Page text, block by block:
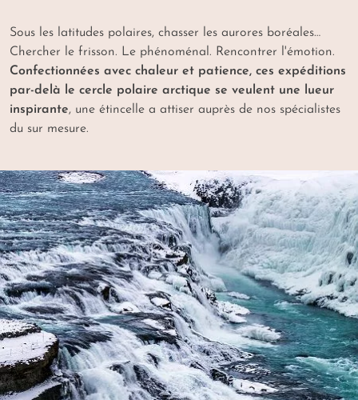
dérobe sous ces draperies lumineuses quand en famille,
même si les enfants n'ont plus peur du noir, ces lueurs
vert émeraude sont les plus douces veilleuses… Croisière
ou séjour en lodge,aurora bubble ou hôtel de glace,
votrecircuit sous les aurores boréales avec notre
agence de voyages
Sous les latitudes polaires, chasser les aurores boréales…
Chercher le frisson. Le phénoménal. Rencontrer l'émotion.
Confectionnées avec chaleur et patience, ces expéditions
par-delà le cercle polaire arctique se veulent une lueur
inspirante, une étincelle a attiser auprès de nos spécialistes
du sur mesure.